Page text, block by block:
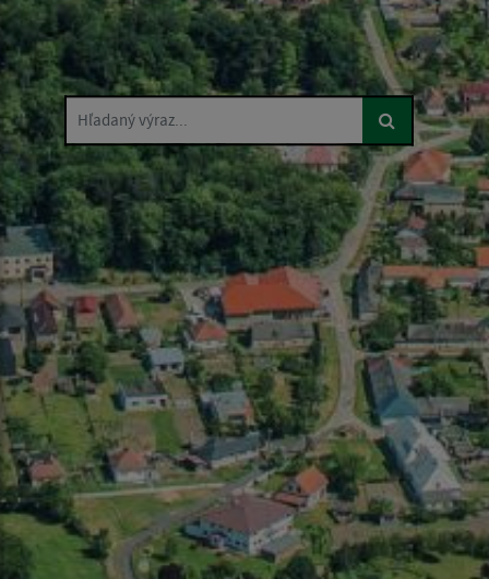
Hľadaný výraz...